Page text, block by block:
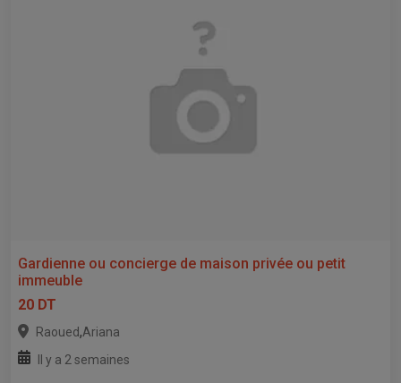
Gardienne ou concierge de maison privée ou petit
immeuble
20 DT
Raoued,Ariana
Il y a 2 semaines